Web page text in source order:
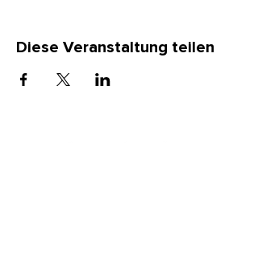
Diese Veranstaltung teilen